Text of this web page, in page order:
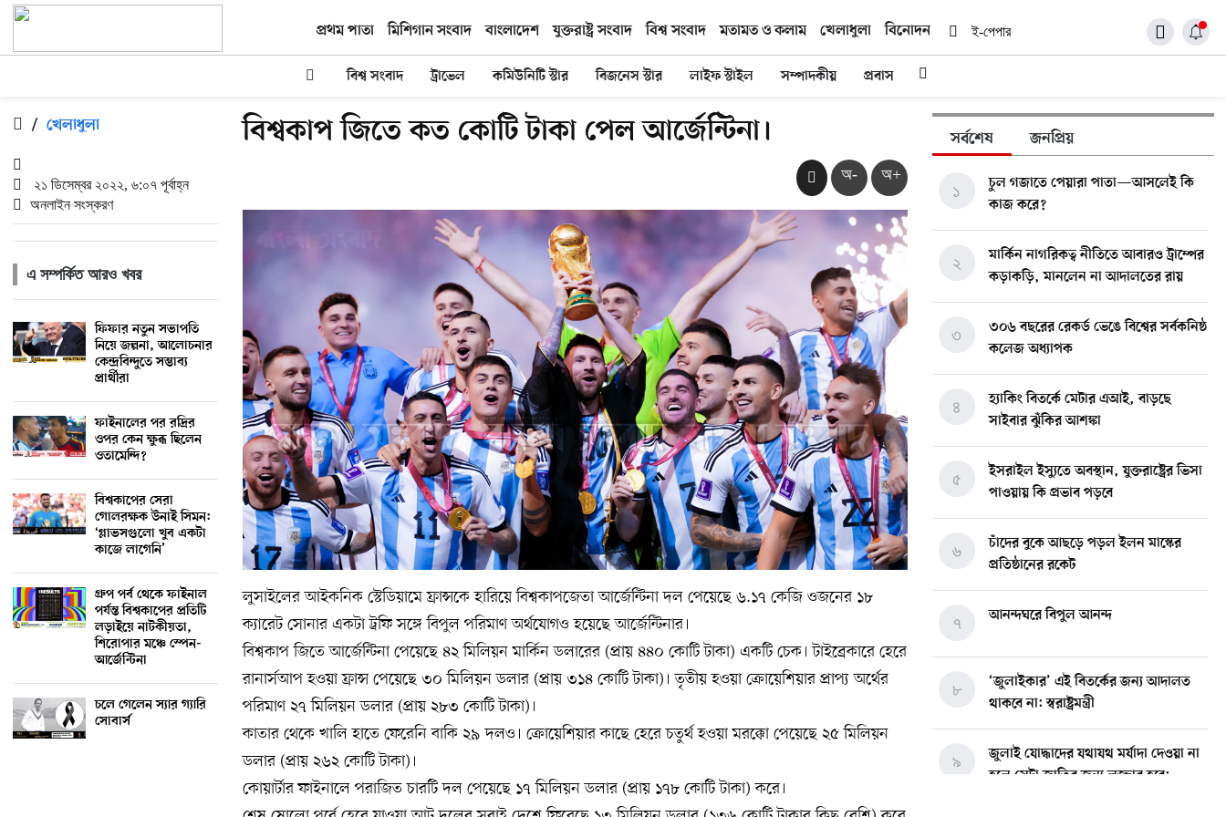
প্রথম পাতা মিশিগান সংবাদ বাংলাদেশ যুক্তরাষ্ট্র সংবাদ বিশ্ব সংবাদ মতামত ও কলাম খেলাধুলা বিনোদন ই-পেপার
বিশ্ব সংবাদ ট্রাভেল কমিউনিটি স্টার বিজনেস স্টার লাইফ স্টাইল সম্পাদকীয় প্রবাস
/ খেলাধুলা
২১ ডিসেম্বর ২০২২, ৬:০৭ পূর্বাহ্ন
অনলাইন সংস্করণ
এ সম্পর্কিত আরও খবর
ফিফার নতুন সভাপতি
নিয়ে জল্পনা, আলোচনার
কেন্দ্রবিন্দুতে সম্ভাব্য
প্রার্থীরা
ফাইনালের পর রদ্রির
ওপর কেন ক্ষুব্ধ ছিলেন
ওতামেন্দি?
বিশ্বকাপের সেরা
গোলরক্ষক উনাই সিমন:
‘গ্লাভসগুলো খুব একটা
কাজে লাগেনি’
গ্রুপ পর্ব থেকে ফাইনাল
পর্যন্ত বিশ্বকাপের প্রতিটি
লড়াইয়ে নাটকীয়তা,
শিরোপার মঞ্চে স্পেন-
আর্জেন্টিনা
চলে গেলেন স্যার গ্যারি
সোবার্স
বিশ্বকাপ জিতে কত কোটি টাকা পেল আর্জেন্টিনা।
অ- অ+
লুসাইলের আইকনিক স্টেডিয়ামে ফ্রান্সকে হারিয়ে বিশ্বকাপজেতা আর্জেন্টিনা দল পেয়েছে ৬.১৭ কেজি ওজনের ১৮
ক্যারেট সোনার একটা ট্রফি সঙ্গে বিপুল পরিমাণ অর্থযোগও হয়েছে আর্জেন্টিনার।
বিশ্বকাপ জিতে আর্জেন্টিনা পেয়েছে ৪২ মিলিয়ন মার্কিন ডলারের (প্রায় ৪৪০ কোটি টাকা) একটি চেক। টাইব্রেকারে হেরে
রানার্সআপ হওয়া ফ্রান্স পেয়েছে ৩০ মিলিয়ন ডলার (প্রায় ৩১৪ কোটি টাকা)। তৃতীয় হওয়া ক্রোয়েশিয়ার প্রাপ্য অর্থের
পরিমাণ ২৭ মিলিয়ন ডলার (প্রায় ২৮৩ কোটি টাকা)।
কাতার থেকে খালি হাতে ফেরেনি বাকি ২৯ দলও। ক্রোয়েশিয়ার কাছে হেরে চতুর্থ হওয়া মরক্কো পেয়েছে ২৫ মিলিয়ন
ডলার (প্রায় ২৬২ কোটি টাকা)।
কোয়ার্টার ফাইনালে পরাজিত চারটি দল পেয়েছে ১৭ মিলিয়ন ডলার (প্রায় ১৭৮ কোটি টাকা) করে।
সর্বশেষ জনপ্রিয়
চুল গজাতে পেয়ারা পাতা—আসলেই কি
কাজ করে?
১
মার্কিন নাগরিকত্ব নীতিতে আবারও ট্রাম্পের
কড়াকড়ি, মানলেন না আদালতের রায়
২
৩০৬ বছরের রেকর্ড ভেঙে বিশ্বের সর্বকনিষ্ঠ
কলেজ অধ্যাপক
৩
হ্যাকিং বিতর্কে মেটার এআই, বাড়ছে
সাইবার ঝুঁকির আশঙ্কা
৪
ইসরাইল ইস্যুতে অবস্থান, যুক্তরাষ্ট্রের ভিসা
পাওয়ায় কি প্রভাব পড়বে
৫
চাঁদের বুকে আছড়ে পড়ল ইলন মাস্কের
প্রতিষ্ঠানের রকেট
৬
আনন্দঘরে বিপুল আনন্দ
৭
‘জুলাইকার’ এই বিতর্কের জন্য আদালত
থাকবে না: স্বরাষ্ট্রমন্ত্রী
৮
জুলাই যোদ্ধাদের যথাযথ মর্যাদা দেওয়া না
হলে সেটা জাতির জন্য লজ্জার হবে:
৯